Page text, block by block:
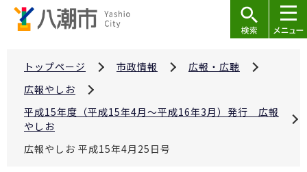
トップページ 市政情報
広報・広聴
広報やしお
平成15年度（平成15年4月～平成16年3月）発行 広報
やしお
広報やしお 平成15年4月25日号